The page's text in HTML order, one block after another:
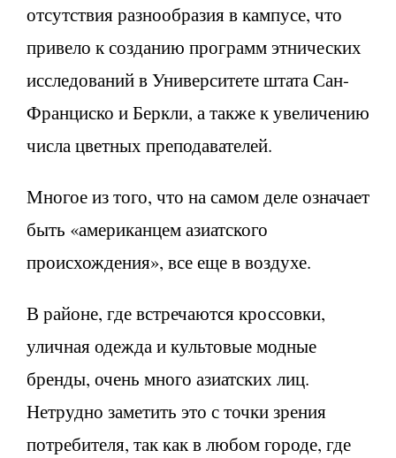
отсутствия разнообразия в кампусе, что
привело к созданию программ этнических
исследований в Университете штата Сан-
Франциско и Беркли, а также к увеличению
числа цветных преподавателей.
Многое из того, что на самом деле означает
быть «американцем азиатского
происхождения», все еще в воздухе.
В районе, где встречаются кроссовки,
уличная одежда и культовые модные
бренды, очень много азиатских лиц.
Нетрудно заметить это с точки зрения
потребителя, так как в любом городе, где